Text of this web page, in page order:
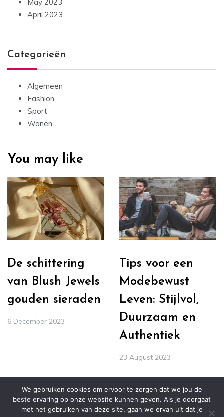
May 2023
April 2023
Categorieën
Algemeen
Fashion
Sport
Wonen
You may like
De schittering
van Blush Jewels
gouden sieraden
6 December 2023
Tips voor een
Modebewust
Leven: Stijlvol,
Duurzaam en
Authentiek
23 August 2023
We gebruiken cookies om ervoor te zorgen dat we jou de
beste ervaring op onze website kunnen geven. Als je doorgaat
met het gebruiken van deze site, gaan we ervan uit dat je